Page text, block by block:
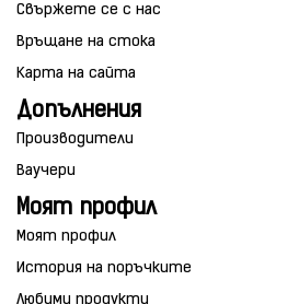
Свържете се с нас
Връщане на стока
Карта на сайта
Допълнения
Производители
Ваучери
Моят профил
Моят профил
История на поръчките
Любими продукти